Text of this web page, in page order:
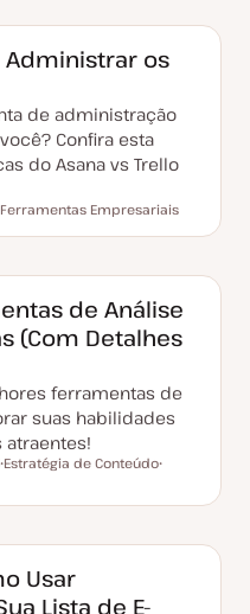
c
Administrar os
de administração
Confira esta
do Asana vs Trello
Ferramentas Empresariais
de Análise
(Com Detalhes
ferramentas de
suas habilidades
p
c
Estratégia de Conteúdo
p
c
Usar
Lista de E-